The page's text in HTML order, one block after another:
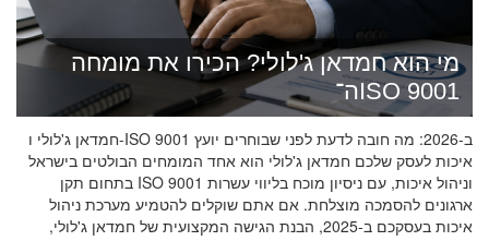
מי הוא חמדאן ג'לולי? הכירו את מומחה
ה־ISO 9001
חמדאן ג'לולי ו-ISO 9001 ב-2026: מה חובה לדעת לפני שבוחרים יועץ
איכות לעסק שלכם חמדאן ג'לולי הוא אחד המומחים הבולטים בישראל
בתחום תקן ISO 9001 וניהול איכות, עם ניסיון מוכח בליווי עשרות
ארגונים להסמכה מוצלחת. אם אתם שוקלים להטמיע מערכת ניהול
איכות בעסקכם ב-2025, הבנת הגישה המקצועית של חמדאן ג'לולי,